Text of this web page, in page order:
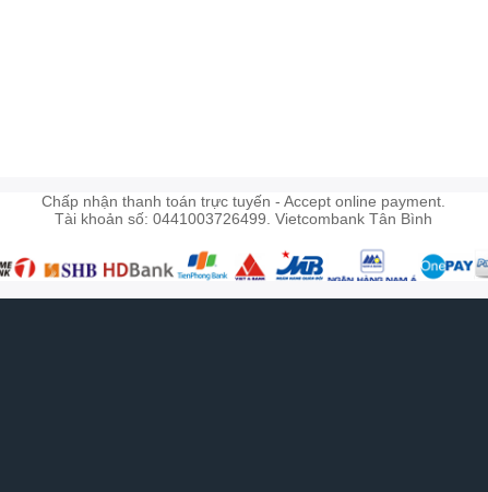
Chấp nhận thanh toán trực tuyến - Accept online payment.
Tài khoản số: 0441003726499. Vietcombank Tân Bình